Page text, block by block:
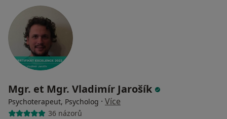
Mgr. et Mgr. Vladimír Jarošík
Psychoterapeut, Psycholog · Více
36 názorů